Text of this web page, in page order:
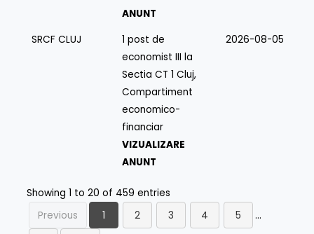
ANUNT
SRCF CLUJ
1 post de
economist III la
Sectia CT 1 Cluj,
Compartiment
economico-
financiar
VIZUALIZARE
ANUNT
2026-08-05
Showing 1 to 20 of 459 entries
Previous
1 2 3 4 5
…